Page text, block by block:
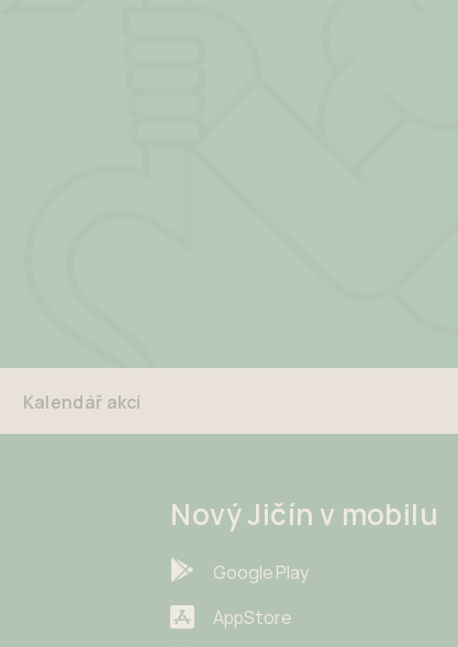
Kalendář akcí
Nový Jičín v mobilu
Google Play
AppStore